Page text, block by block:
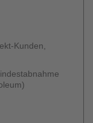
Kunden,